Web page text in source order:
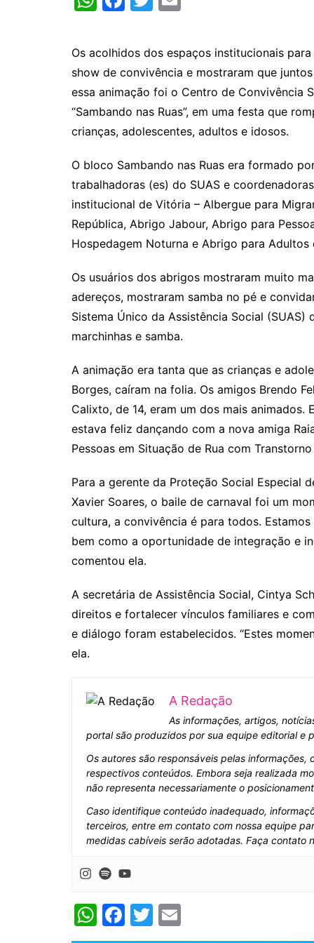
at
s
A
p
p
c
e
b
o
o
k
itt
er
ai
l
Os acolhidos dos espaços institucionais
show de convivência e mostraram que
essa animação foi o Centro de Convivência
“Sambando nas Ruas”, em uma festa que
crianças, adolescentes, adultos e idosos.
O bloco Sambando nas Ruas era formado
trabalhadoras (es) do SUAS e
institucional de Vitória – Albergue para
República, Abrigo Jabour, Abrigo para
Hospedagem Noturna e Abrigo para Adultos
Os usuários dos abrigos mostraram muito
adereços, mostraram samba no pé e
Sistema Único da Assistência Social
marchinhas e samba.
A animação era tanta que as crianças e
Borges, caíram na folia. Os amigos Brendo
Calixto, de 14, eram um dos mais animados.
estava feliz dançando com a nova amiga
Pessoas em Situação de Rua com
Para a gerente da Proteção Social Especial
Xavier Soares, o baile de carnaval foi um
cultura, a convivência é para todos.
bem como a oportunidade de integração e
comentou ela.
A secretária de Assistência Social, Cintya
direitos e fortalecer vínculos familiares e
e diálogo foram estabelecidos. “Estes
ela.
A Redação
As informações, artigos,
portal são produzidos por sua equipe editorial e
Os autores são responsáveis pelas
respectivos conteúdos. Embora seja realizada
não representa necessariamente o
Caso identifique conteúdo inadequado,
terceiros, entre em contato com nossa equipe
medidas cabíveis serão adotadas. Faça contato
W
h
F
a
T
w m